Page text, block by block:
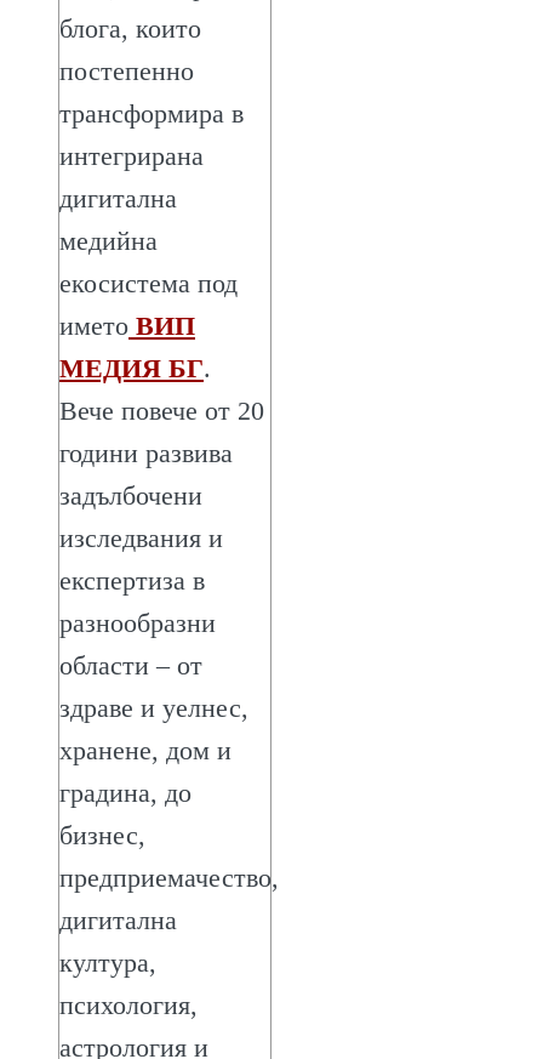
блога, които
постепенно
трансформира в
интегрирана
дигитална
медийна
екосистема под
името ВИП
МЕДИЯ БГ.
Вече повече от 20
години развива
задълбочени
изследвания и
експертиза в
разнообразни
области – от
здраве и уелнес,
хранене, дом и
градина, до
бизнес,
предприемачество,
дигитална
култура,
психология,
астрология и